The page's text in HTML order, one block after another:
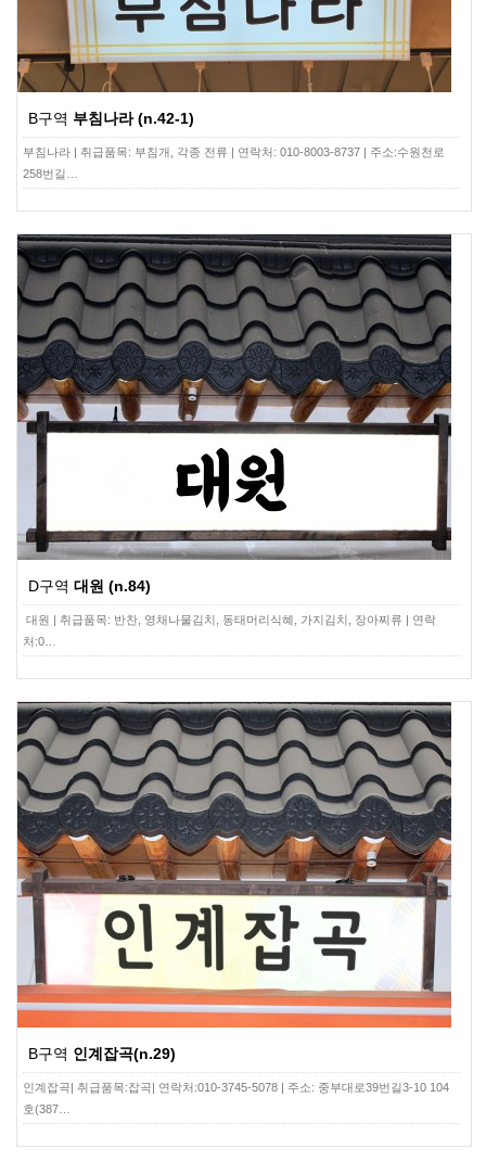
B구역 부침나라 (n.42-1)
부침나라 | 취급품목: 부침개, 각종 전류 | 연락처: 010-8003-8737 | 주소:수원천로
258번길…
D구역 대원 (n.84)
대원 | 취급품목: 반찬, 영채나물김치, 동태머리식혜, 가지김치, 장아찌류 | 연락
처:0…
B구역 인계잡곡(n.29)
인계잡곡| 취급품목:잡곡| 연락처:010-3745-5078 | 주소: 중부대로39번길3-10 104
호(387…